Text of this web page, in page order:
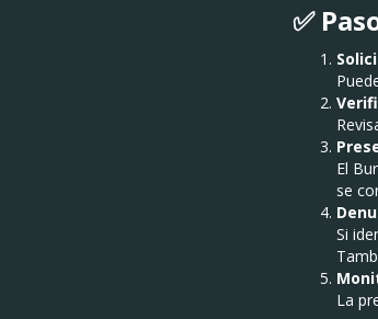
✅
El
se
Si
La